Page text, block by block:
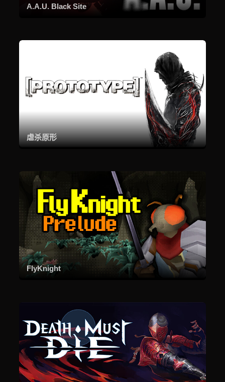
A.A.U. Black Site
虐杀原形
FlyKnight